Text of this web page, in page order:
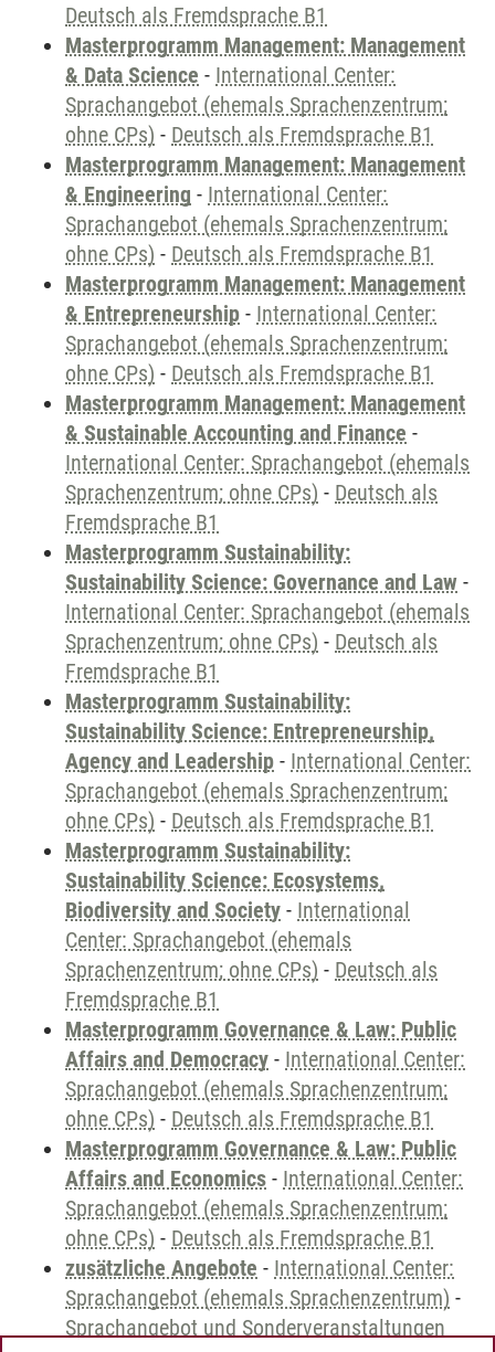
Deutsch als Fremdsprache B1
Masterprogramm Management: Management
& Data Science - International Center:
Sprachangebot (ehemals Sprachenzentrum;
ohne CPs) - Deutsch als Fremdsprache B1
Masterprogramm Management: Management
& Engineering - International Center:
Sprachangebot (ehemals Sprachenzentrum;
ohne CPs) - Deutsch als Fremdsprache B1
Masterprogramm Management: Management
& Entrepreneurship - International Center:
Sprachangebot (ehemals Sprachenzentrum;
ohne CPs) - Deutsch als Fremdsprache B1
Masterprogramm Management: Management
& Sustainable Accounting and Finance -
International Center: Sprachangebot (ehemals
Sprachenzentrum; ohne CPs) - Deutsch als
Fremdsprache B1
Masterprogramm Sustainability:
Sustainability Science: Governance and Law -
International Center: Sprachangebot (ehemals
Sprachenzentrum; ohne CPs) - Deutsch als
Fremdsprache B1
Masterprogramm Sustainability:
Sustainability Science: Entrepreneurship,
Agency and Leadership - International Center:
Sprachangebot (ehemals Sprachenzentrum;
ohne CPs) - Deutsch als Fremdsprache B1
Masterprogramm Sustainability:
Sustainability Science: Ecosystems,
Biodiversity and Society - International
Center: Sprachangebot (ehemals
Sprachenzentrum; ohne CPs) - Deutsch als
Fremdsprache B1
Masterprogramm Governance & Law: Public
Affairs and Democracy - International Center:
Sprachangebot (ehemals Sprachenzentrum;
ohne CPs) - Deutsch als Fremdsprache B1
Masterprogramm Governance & Law: Public
Affairs and Economics - International Center:
Sprachangebot (ehemals Sprachenzentrum;
ohne CPs) - Deutsch als Fremdsprache B1
zusätzliche Angebote - International Center:
Sprachangebot (ehemals Sprachenzentrum) -
Sprachangebot und Sonderveranstaltungen